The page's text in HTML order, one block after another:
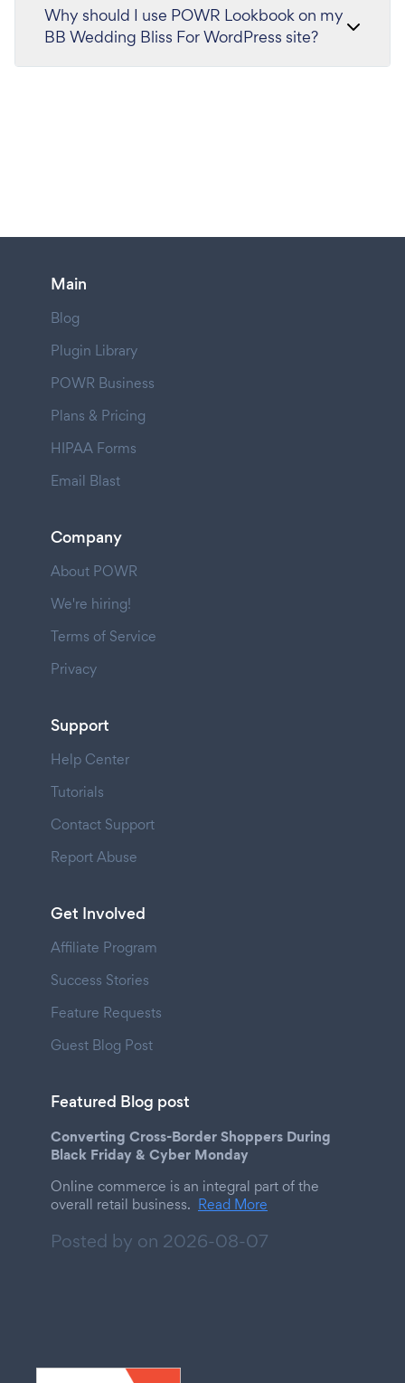
Why should I use POWR Lookbook on my
BB Wedding Bliss For WordPress site?
Main
Blog
Plugin Library
POWR Business
Plans & Pricing
HIPAA Forms
Email Blast
Company
About POWR
We're hiring!
Terms of Service
Privacy
Support
Help Center
Tutorials
Contact Support
Report Abuse
Get Involved
Affiliate Program
Success Stories
Feature Requests
Guest Blog Post
Featured Blog post
Converting Cross-Border Shoppers During
Black Friday & Cyber Monday
Online commerce is an integral part of the
overall retail business. Read More
Posted by on 2026-08-07